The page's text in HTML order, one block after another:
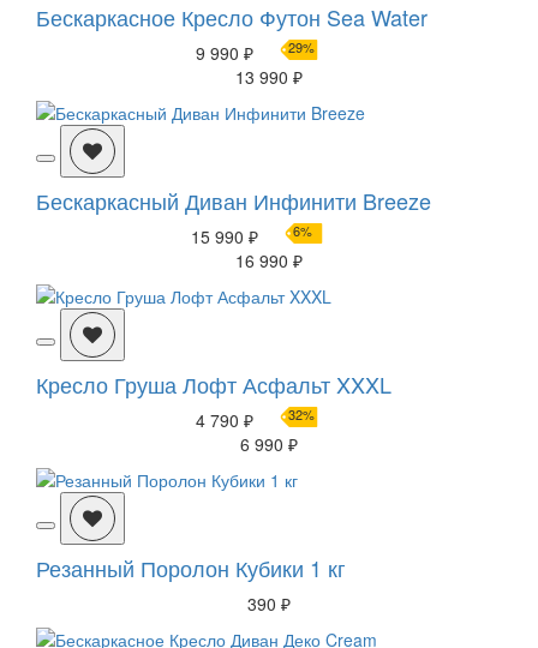
Бескаркасное Кресло Футон Sea Water
9 990 ₽ 29%
13 990 ₽
Бескаркасный Диван Инфинити Breeze
15 990 ₽ 6%
16 990 ₽
Кресло Груша Лофт Асфальт XXXL
4 790 ₽ 32%
6 990 ₽
Резанный Поролон Кубики 1 кг
390 ₽